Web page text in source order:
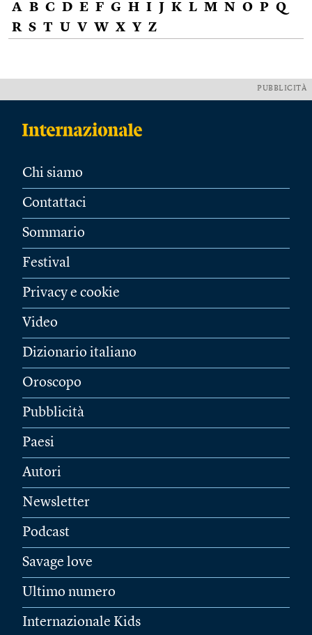
A B C D E F G H I J K L M N O P Q
R S T U V W X Y Z
PUBBLICITÀ
Chi siamo
Contattaci
Sommario
Festival
Privacy e cookie
Video
Dizionario italiano
Oroscopo
Pubblicità
Paesi
Autori
Newsletter
Podcast
Savage love
Ultimo numero
Internazionale Kids